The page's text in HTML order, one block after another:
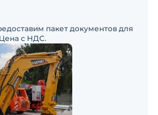
пакет документов для
с НДС.